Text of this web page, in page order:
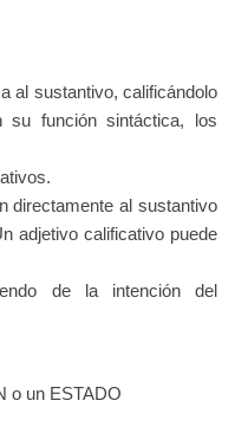
al sustantivo, calificándolo
su función sintáctica, los
directamente al sustantivo
adjetivo calificativo puede
de la intención del
o un ESTADO